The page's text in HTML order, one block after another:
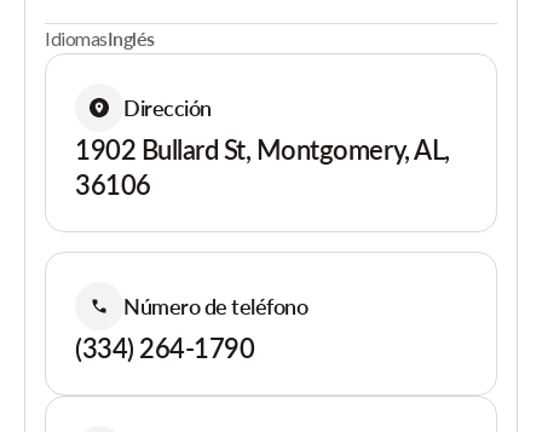
IdiomasInglés
Dirección
1902 Bullard St, Montgomery, AL,
36106
Número de teléfono
(334) 264-1790